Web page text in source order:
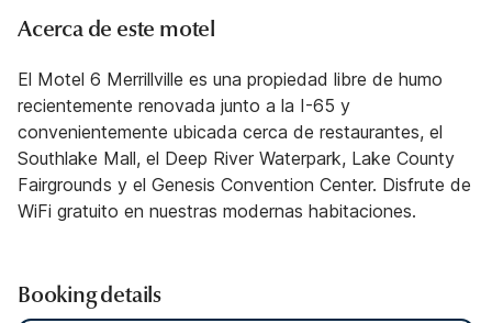
Acerca de este motel
El Motel 6 Merrillville es una propiedad libre de humo
recientemente renovada junto a la I-65 y
convenientemente ubicada cerca de restaurantes, el
Southlake Mall, el Deep River Waterpark, Lake County
Fairgrounds y el Genesis Convention Center. Disfrute de
WiFi gratuito en nuestras modernas habitaciones.
Booking details